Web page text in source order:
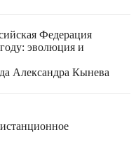
Федерация
эволюция и
Александра Кынева